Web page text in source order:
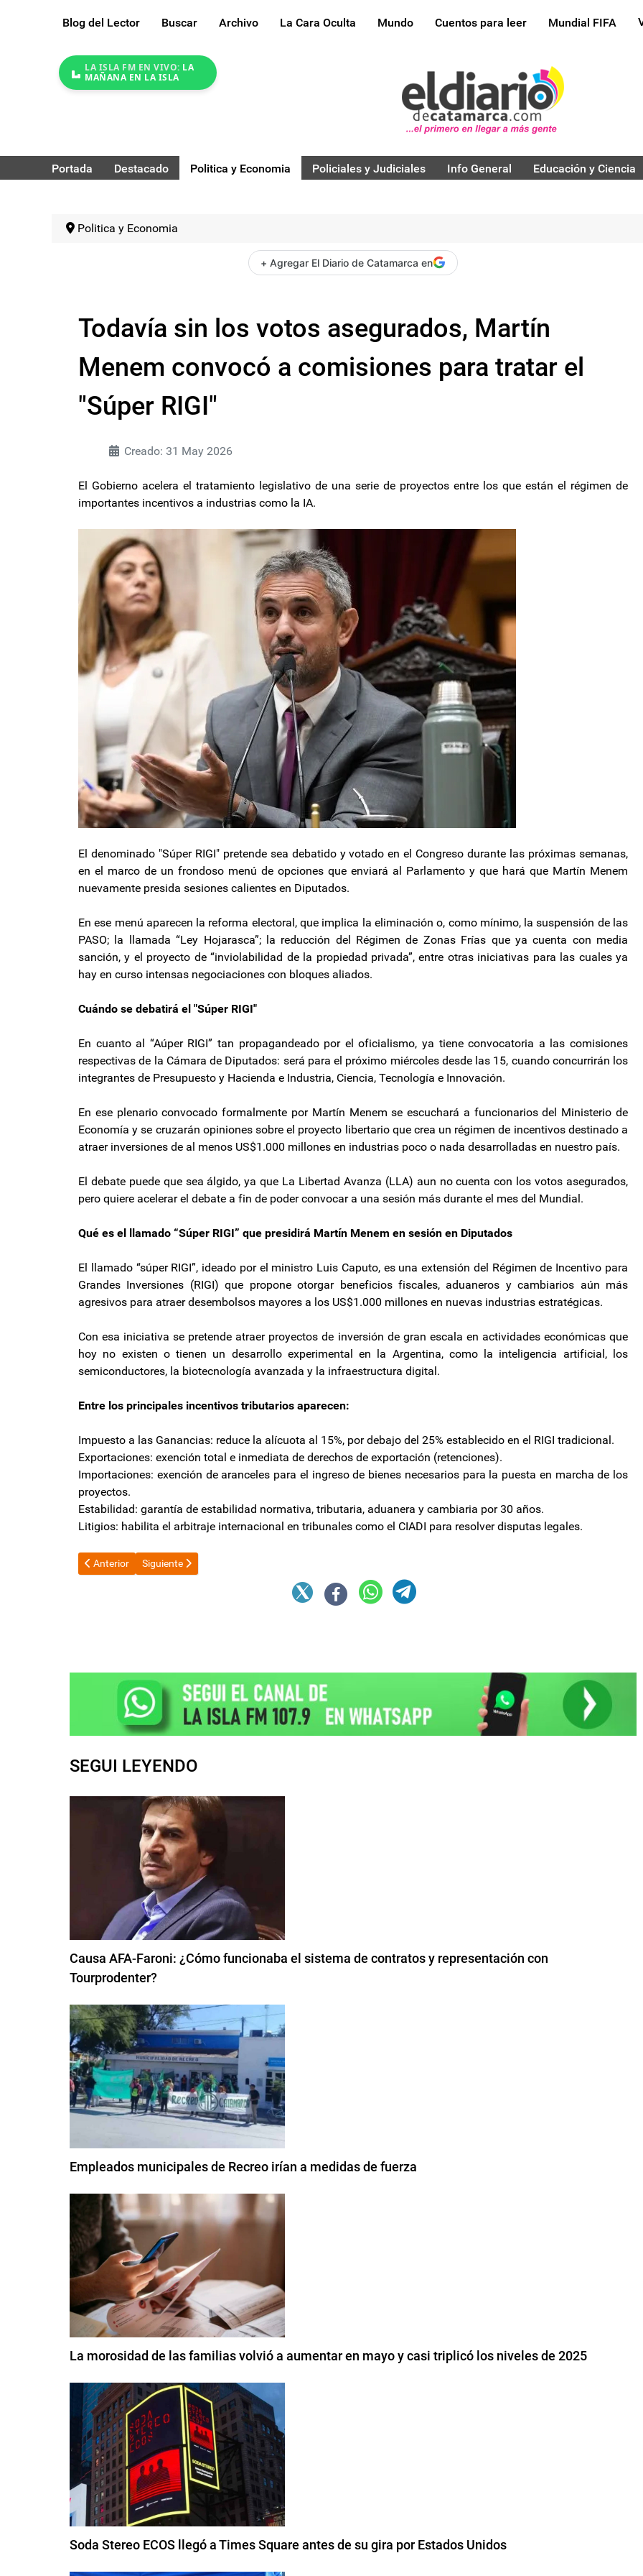
Blog del Lector Buscar Archivo La Cara Oculta Mundo Cuentos para leer Mundial FIFA
LA ISLA FM EN VIVO: LA
MAÑANA EN LA ISLA
Portada Destacado Politica y Economia Policiales y Judiciales Info General Educación y Ciencia
Politica y Economia
+ Agregar El Diario de Catamarca en
Todavía sin los votos asegurados, Martín
Menem convocó a comisiones para tratar el
"Súper RIGI"
Creado: 31 May 2026
El Gobierno acelera el tratamiento legislativo de una serie de proyectos entre los que están el régimen de
importantes incentivos a industrias como la IA.
El denominado "Súper RIGI" pretende sea debatido y votado en el Congreso durante las próximas semanas,
en el marco de un frondoso menú de opciones que enviará al Parlamento y que hará que Martín Menem
nuevamente presida sesiones calientes en Diputados.
En ese menú aparecen la reforma electoral, que implica la eliminación o, como mínimo, la suspensión de las
PASO; la llamada “Ley Hojarasca”; la reducción del Régimen de Zonas Frías que ya cuenta con media
sanción, y el proyecto de “inviolabilidad de la propiedad privada”, entre otras iniciativas para las cuales ya
hay en curso intensas negociaciones con bloques aliados.
Cuándo se debatirá el "Súper RIGI"
En cuanto al “Aúper RIGI” tan propagandeado por el oficialismo, ya tiene convocatoria a las comisiones
respectivas de la Cámara de Diputados: será para el próximo miércoles desde las 15, cuando concurrirán los
integrantes de Presupuesto y Hacienda e Industria, Ciencia, Tecnología e Innovación.
En ese plenario convocado formalmente por Martín Menem se escuchará a funcionarios del Ministerio de
Economía y se cruzarán opiniones sobre el proyecto libertario que crea un régimen de incentivos destinado a
atraer inversiones de al menos US$1.000 millones en industrias poco o nada desarrolladas en nuestro país.
El debate puede que sea álgido, ya que La Libertad Avanza (LLA) aun no cuenta con los votos asegurados,
pero quiere acelerar el debate a fin de poder convocar a una sesión más durante el mes del Mundial.
Qué es el llamado “Súper RIGI” que presidirá Martín Menem en sesión en Diputados
El llamado “súper RIGI”, ideado por el ministro Luis Caputo, es una extensión del Régimen de Incentivo para
Grandes Inversiones (RIGI) que propone otorgar beneficios fiscales, aduaneros y cambiarios aún más
agresivos para atraer desembolsos mayores a los US$1.000 millones en nuevas industrias estratégicas.
Con esa iniciativa se pretende atraer proyectos de inversión de gran escala en actividades económicas que
hoy no existen o tienen un desarrollo experimental en la Argentina, como la inteligencia artificial, los
semiconductores, la biotecnología avanzada y la infraestructura digital.
Entre los principales incentivos tributarios aparecen:
Impuesto a las Ganancias: reduce la alícuota al 15%, por debajo del 25% establecido en el RIGI tradicional.
Exportaciones: exención total e inmediata de derechos de exportación (retenciones).
Importaciones: exención de aranceles para el ingreso de bienes necesarios para la puesta en marcha de los
proyectos.
Estabilidad: garantía de estabilidad normativa, tributaria, aduanera y cambiaria por 30 años.
Litigios: habilita el arbitraje internacional en tribunales como el CIADI para resolver disputas legales.
Artículo anterior: La frase de Milei sobre 2027, el fantasma de un Plan B en el oficialismo y la movida que inquieta a Kicillof
Anterior Artículo siguiente: Motosierra federal: advierten que el ajuste de Milei llegará a las provincias con una poda de
Siguiente
SEGUI LEYENDO
Causa AFA-Faroni: ¿Cómo funcionaba el sistema de contratos y representación con
Tourprodenter?
Empleados municipales de Recreo irían a medidas de fuerza
La morosidad de las familias volvió a aumentar en mayo y casi triplicó los niveles de 2025
Soda Stereo ECOS llegó a Times Square antes de su gira por Estados Unidos